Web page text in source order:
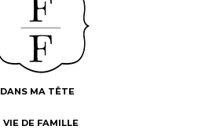
DANS MA TÊTE
VIE DE FAMILLE